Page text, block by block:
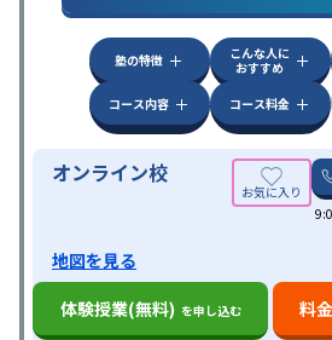
塾の特徴
こんな人に
おすすめ
コース内容
コース料金
オンライン校
地図を見る
体験授業(無料) を申し込む 料